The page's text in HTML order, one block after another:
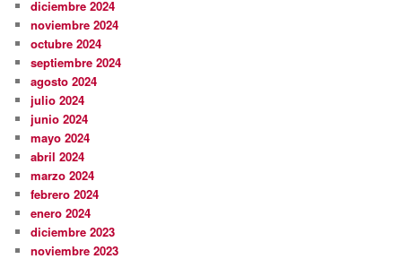
diciembre 2024
noviembre 2024
octubre 2024
septiembre 2024
agosto 2024
julio 2024
junio 2024
mayo 2024
abril 2024
marzo 2024
febrero 2024
enero 2024
diciembre 2023
noviembre 2023